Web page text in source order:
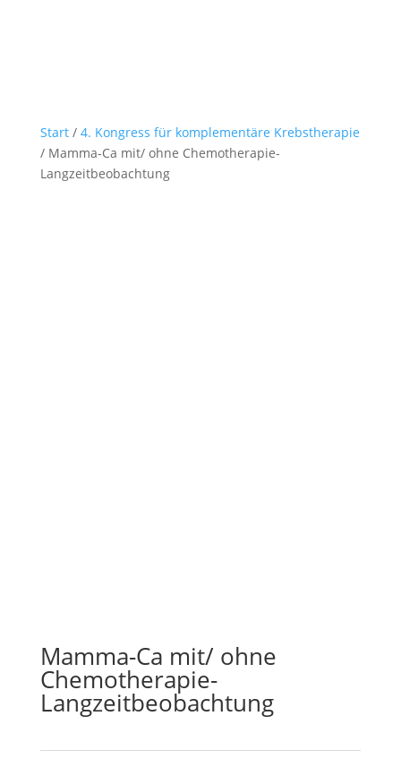
Start/ 4. Kongress für komplementäre Krebstherapie
/ Mamma-Ca mit/ ohne Chemotherapie-
Langzeitbeobachtung
Mamma-Ca mit/ ohne
Chemotherapie-
Langzeitbeobachtung